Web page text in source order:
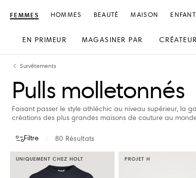
FEMMES
EN PRIMEUR MAGASINER PAR
HOMMES BEAUTÉ MAISON
Survêtements
Pulls molletonnés
Faisant passer le style athléchic au niveau supérieur, la
créations des plus grandes maisons de couture au
Filtre 80 Résultats
CRÉATEURS COULEUR
UNIQUEMENT CHEZ HOLT PROJET H